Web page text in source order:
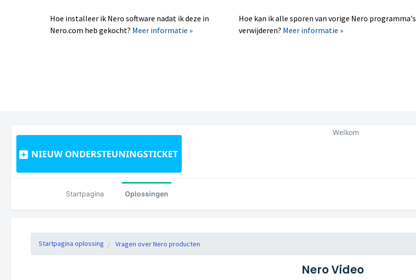
Hoe installeer ik Nero software nadat ik deze in
Nero.com heb gekocht? Meer informatie »
Hoe kan ik alle sporen van vorige Nero programma's
verwijderen? Meer informatie »
NIEUW ONDERSTEUNINGSTICKET
Welkom
Startpagina Oplossingen
Startpagina oplossing Vragen over Nero producten
Nero Video